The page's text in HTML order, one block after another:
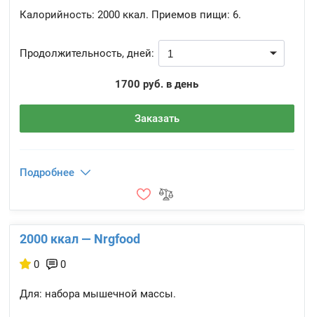
Калорийность: 2000 ккал. Приемов пищи: 6.
Продолжительность, дней:
1700 руб. в день
Заказать
Подробнее
2000 ккал — Nrgfood
0 0
Для: набора мышечной массы.